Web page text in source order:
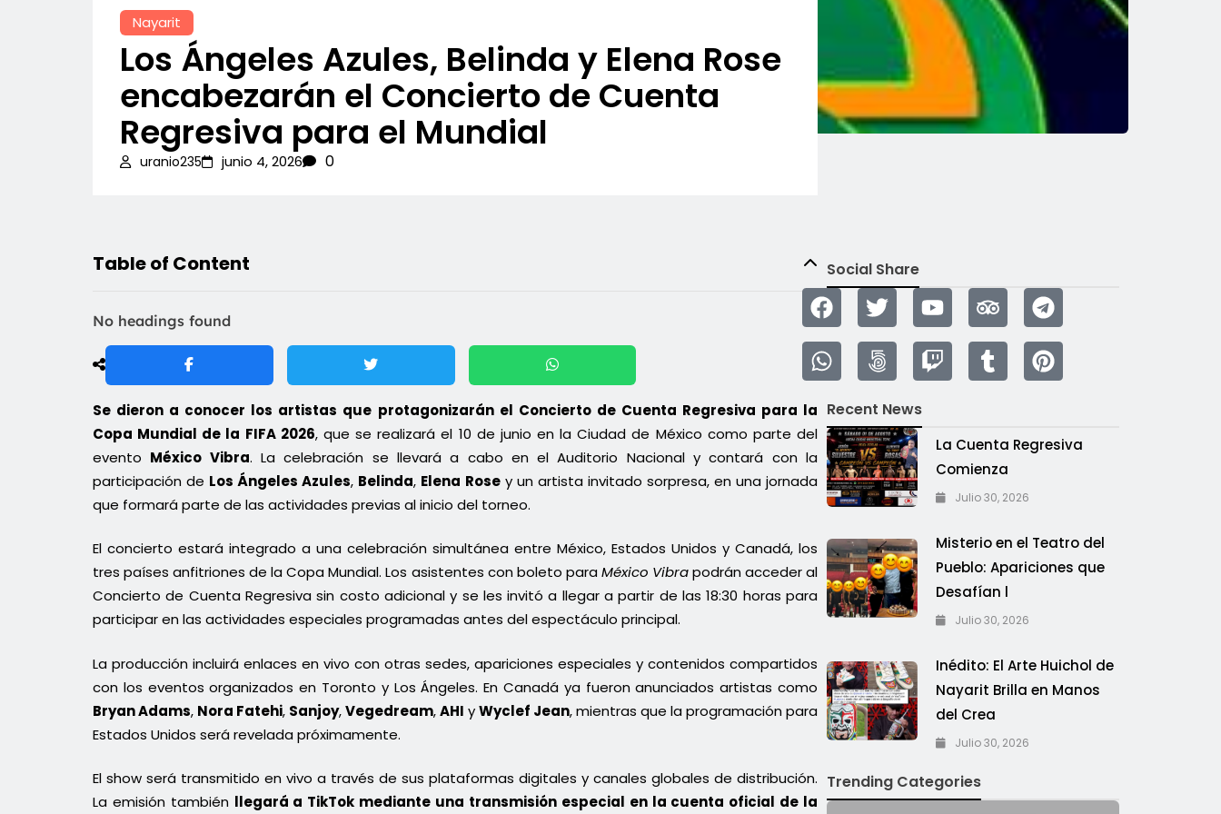
Nayarit
Los Ángeles Azules, Belinda y Elena Rose
encabezarán el Concierto de Cuenta
Regresiva para el Mundial
uranio235 junio 4, 2026 0
Table of Content
No headings found
Se dieron a conocer los artistas que protagonizarán el Concierto de Cuenta Regresiva para la
Copa Mundial de la FIFA 2026, que se realizará el 10 de junio en la Ciudad de México como parte del
evento México Vibra. La celebración se llevará a cabo en el Auditorio Nacional y contará con la
participación de Los Ángeles Azules, Belinda, Elena Rosey un artista invitado sorpresa, en una jornada
que formará parte de las actividades previas al inicio del torneo.
El concierto estará integrado a una celebración simultánea entre México, Estados Unidos y Canadá, los
tres países anfitriones de la Copa Mundial. Los asistentes con boleto para México Vibrapodrán acceder al
Concierto de Cuenta Regresiva sin costo adicional y se les invitó a llegar a partir de las 18:30 horas para
participar en las actividades especiales programadas antes del espectáculo principal.
La producción incluirá enlaces en vivo con otras sedes, apariciones especiales y contenidos compartidos
con los eventos organizados en Toronto y Los Ángeles. En Canadá ya fueron anunciados artistas como
Bryan Adams, Nora Fatehi, Sanjoy,Vegedream,AHI yWyclef Jean, mientras que la programación para
Estados Unidos será revelada próximamente.
El show será transmitido en vivo a través de sus plataformas digitales y canales globales de distribución.
La emisión también llegará a TikTok mediante una transmisión especial en la cuenta oficial de la
Social Share
Recent News
La Cuenta Regresiva
Comienza
Julio 30, 2026
Misterio en el Teatro del
Pueblo: Apariciones que
Desafían l
Julio 30, 2026
Inédito: El Arte Huichol de
Nayarit Brilla en Manos
del Crea
Julio 30, 2026
Trending Categories